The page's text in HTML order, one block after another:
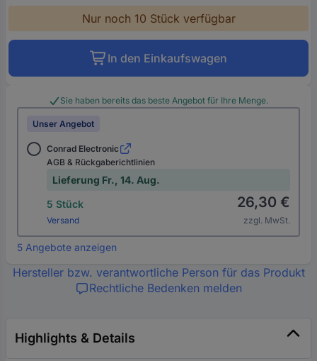
Nur noch 10 Stück verfügbar
In den Einkaufswagen
Sie haben bereits das beste Angebot für Ihre Menge.
Unser Angebot
Conrad Electronic
AGB & Rückgaberichtlinien
Lieferung Fr., 14. Aug.
5 Stück
Versand
26,30 €
zzgl. MwSt.
5 Angebote anzeigen
Hersteller bzw. verantwortliche Person für das Produkt
Rechtliche Bedenken melden
Highlights & Details